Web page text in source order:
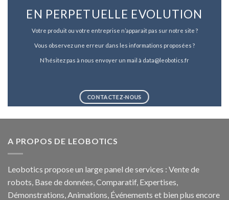
EN PERPETUELLE EVOLUTION
Votre produit ou votre entreprise n’apparait pas sur notre site ?
Vous observez une erreur dans les informations proposées ?
N’hésitez pas à nous envoyer un mail à data@leobotics.fr
CONTACTEZ-NOUS
A PROPOS DE LEOBOTICS
Leobotics propose un large panel de services : Vente de
robots, Base de données, Comparatif, Expertises,
Démonstrations, Animations, Événements et bien plus encore